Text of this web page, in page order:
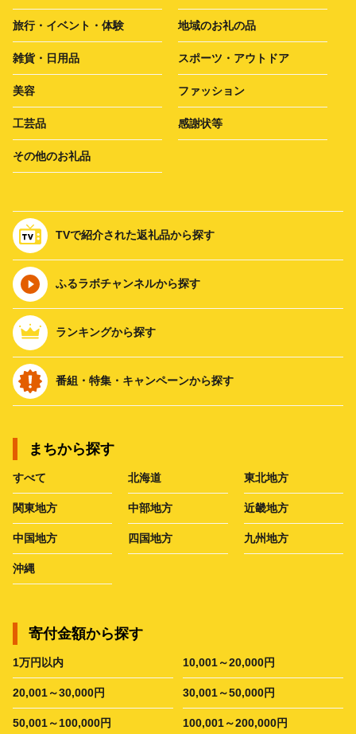
旅行・イベント・体験 地域のお礼の品
雑貨・日用品 スポーツ・アウトドア
美容 ファッション
工芸品 感謝状等
その他のお礼品
TVで紹介された返礼品から探す
ふるラボチャンネルから探す
ランキングから探す
番組・特集・キャンペーンから探す
まちから探す
すべて 北海道 東北地方
関東地方 中部地方 近畿地方
中国地方 四国地方 九州地方
沖縄
寄付金額から探す
1万円以内 10,001～20,000円
20,001～30,000円 30,001～50,000円
50,001～100,000円 100,001～200,000円